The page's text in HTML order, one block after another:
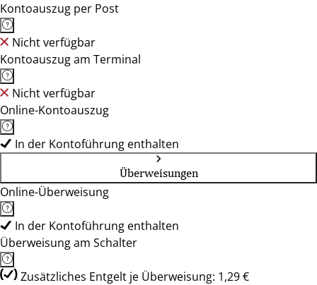
Kontoauszug per Post
Nicht verfügbar
Kontoauszug am Terminal
Nicht verfügbar
Online-Kontoauszug
In der Kontoführung enthalten
Überweisungen
Online-Überweisung
In der Kontoführung enthalten
Überweisung am Schalter
Zusätzliches Entgelt je Überweisung: 1,29 €